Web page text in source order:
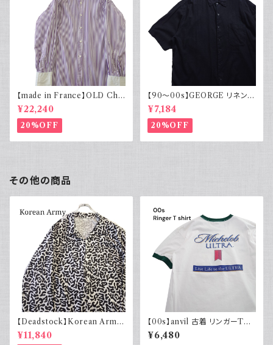
【made in France】OLD Cha
rvet ストライプ 切り替え 紫
¥22,240
20%OFF
【90～00s】GEORGE リネンレ
ーヨンシャツ 黒 ボックスシルエ
ット XL
¥7,184
20%OFF
その他の商品
【Deadstock】Korean Army
韓国軍 バクテリアカモジャケッ
ト
¥11,840
【00s】anvil 古着 リンガーTシ
ャツ 両面プリント ビール Mich
elob ULTRA ホワイト グリー
¥6,480